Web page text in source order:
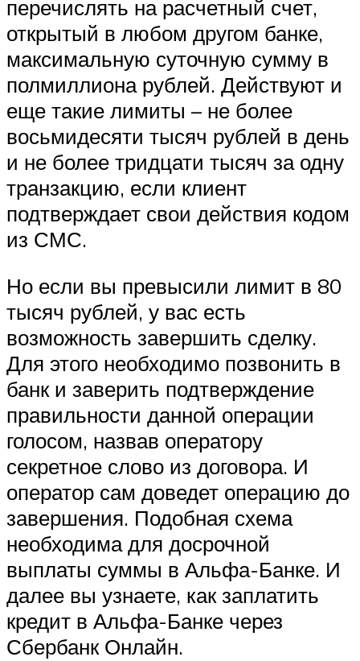
перечислять на расчетный счет,
открытый в любом другом банке,
максимальную суточную сумму в
полмиллиона рублей. Действуют и
еще такие лимиты – не более
восьмидесяти тысяч рублей в день
и не более тридцати тысяч за одну
транзакцию, если клиент
подтверждает свои действия кодом
из СМС.
Но если вы превысили лимит в 80
тысяч рублей, у вас есть
возможность завершить сделку.
Для этого необходимо позвонить в
банк и заверить подтверждение
правильности данной операции
голосом, назвав оператору
секретное слово из договора. И
оператор сам доведет операцию до
завершения. Подобная схема
необходима для досрочной
выплаты суммы в Альфа-Банке. И
далее вы узнаете, как заплатить
кредит в Альфа-Банке через
Сбербанк Онлайн.